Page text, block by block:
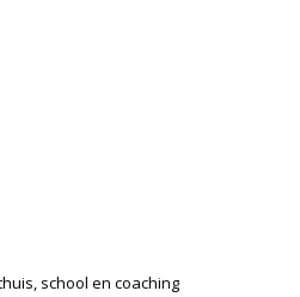
school en coaching